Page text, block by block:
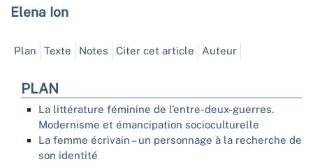
Elena Ion
Plan Texte Notes Citer cet article Auteur
PLAN
La littérature féminine de l’entre-deux-guerres.
Modernisme et émancipation socioculturelle
La femme écrivain – un personnage à la recherche de
son identité